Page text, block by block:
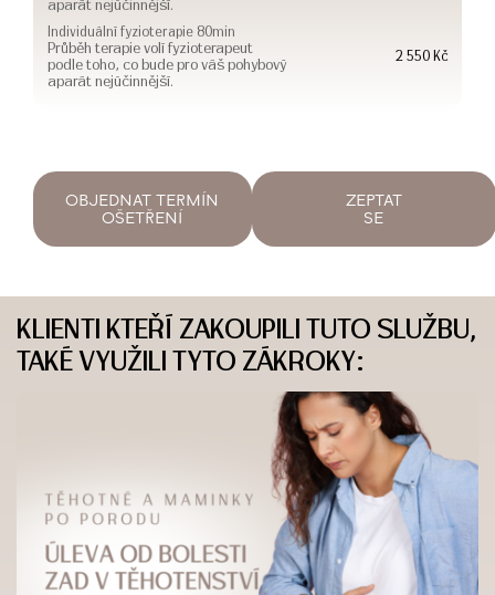
aparát nejúčinnější.
Individuální fyzioterapie 80min
Průběh terapie volí fyzioterapeut
podle toho, co bude pro váš pohybový
aparát nejúčinnější.
2 550 Kč
OBJEDNAT TERMÍN
OŠETŘENÍ
ZEPTAT
SE
KLIENTI KTEŘÍ ZAKOUPILI TUTO SLUŽBU,
TAKÉ VYUŽILI TYTO ZÁKROKY: